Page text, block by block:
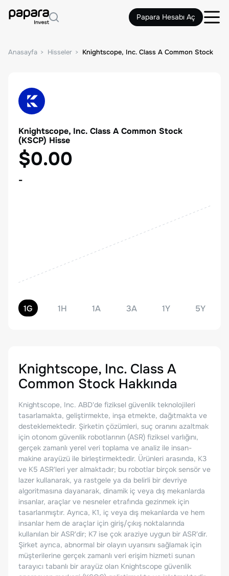
Papara Hesabı Aç
Anasayfa Hisseler Knightscope, Inc. Class A Common Stock
Knightscope, Inc. Class A Common Stock
(KSCP) Hisse
$0.00
-
1G 1H 1A 3A 1Y 5Y
Knightscope, Inc. Class A
Common Stock Hakkında
Knightscope, Inc. ABD'de fiziksel güvenlik teknolojileri
tasarlamakta, geliştirmekte, inşa etmekte, dağıtmakta ve
desteklemektedir. Şirketin çözümleri, suç oranını azaltmak
için otonom güvenlik robotlarının (ASR) fiziksel varlığını,
gerçek zamanlı yerel veri toplama ve analiz ile insan-
makine arayüzü ile birleştirmektedir. Ürünleri arasında, K3
ve K5 ASR'leri yer almaktadır; bu robotlar birçok sensör ve
lazer kullanarak, ya rastgele ya da belirli bir devriye
algoritmasına dayanarak, dinamik iç veya dış mekanlarda
insanlar, araçlar ve nesneler etrafında gezinmek için
tasarlanmıştır. Ayrıca, K1, iç veya dış mekanlarda ve hem
insanlar hem de araçlar için giriş/çıkış noktalarında
kullanılan bir ASR'dir; K7 ise çok araziye uygun bir ASR'dir.
Şirket ayrıca, abnormal bir olayın uyarısını sağlamak için
müşterilerine gerçek zamanlı veri erişim hizmeti sunan
tarayıcı tabanlı bir arayüz olan Knightscope güvenlik